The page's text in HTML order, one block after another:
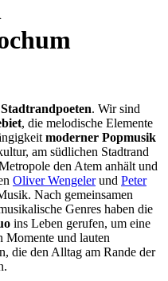
Stadtrandpoeten. Wir sind
, die melodische Elemente
moderner Popmusik
am südlichen Stadtrand
den Atem anhält und
Oliver Wengelerund Peter
Nach gemeinsamen
Genres haben die
ins Leben gerufen, um eine
Momente und lauten
die den Alltag am Rande der